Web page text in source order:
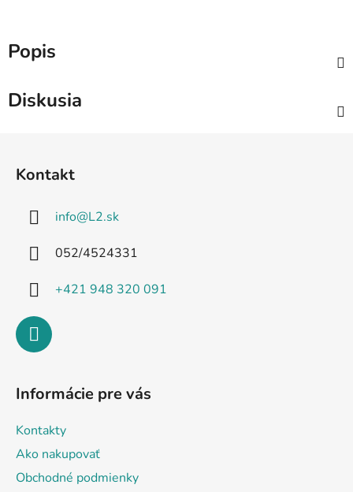
Popis
Diskusia
Kontakt
info@L2.sk
052/4524331
+421 948 320 091
Informácie pre vás
Kontakty
Ako nakupovať
Obchodné podmienky